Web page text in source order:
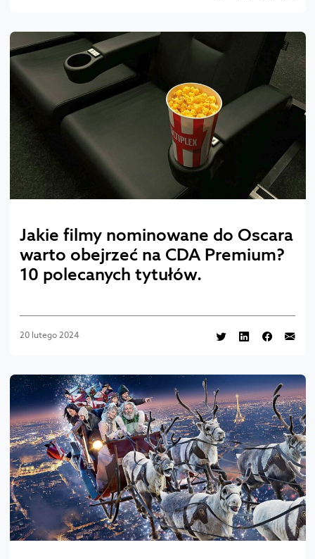
Jakie filmy nominowane do Oscara
warto obejrzeć na CDA Premium?
10 polecanych tytułów.
20 lutego 2024